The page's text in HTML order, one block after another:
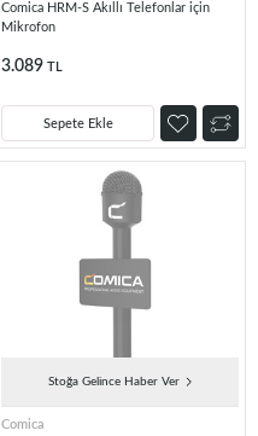
Comica HRM-S Akıllı Telefonlar için
Mikrofon
3.089 TL
Sepete Ekle
Stoğa Gelince Haber Ver
Comica